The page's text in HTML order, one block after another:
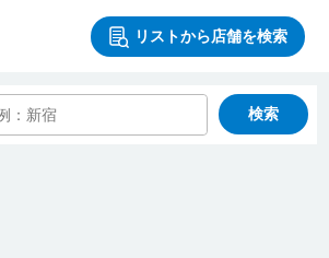
リストから店舗を検索
検索